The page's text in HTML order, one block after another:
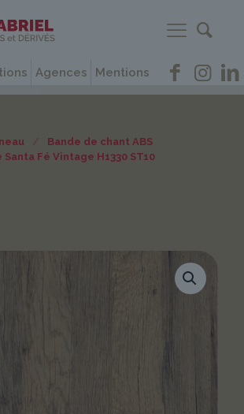
Agences Mentions
/
Bande de chant ABS
Santa Fé Vintage H1330 ST10